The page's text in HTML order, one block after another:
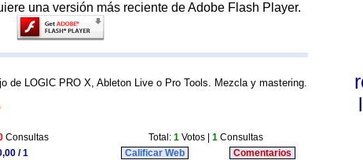
una versión más reciente de Adobe Flash Player.
de LOGIC PRO X, Ableton Live o Pro Tools. Mezcla y mastering.
Consultas Total: 1 Votos | 1 Consultas
/ 1 Calificar Web Comentarios